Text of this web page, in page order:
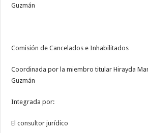
Guzmán
Comisión de Cancelados e Inhabilitados
Coordinada por la miembro titular Hirayda
Guzmán
Integrada por:
El consultor jurídico